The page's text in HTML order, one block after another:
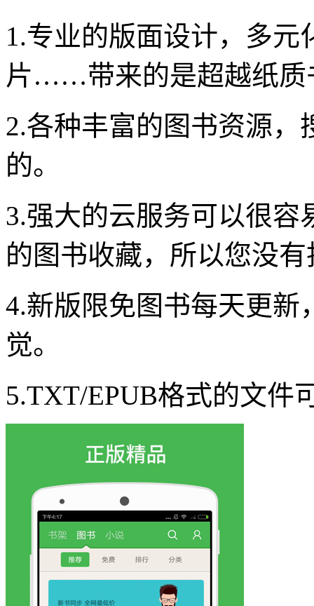
1.专业的版面设计，多
片……带来的是超越纸质
2.各种丰富的图书资源，
的。
3.强大的云服务可以很
的图书收藏，所以您没
4.新版限免图书每天更新
觉。
5.TXT/EPUB格式的文件